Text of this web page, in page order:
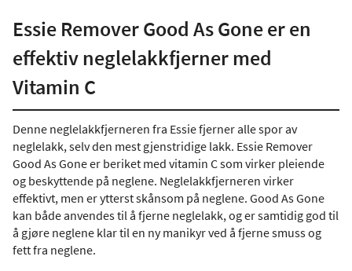
Essie Remover Good As Gone er en
effektiv neglelakkfjerner med
Vitamin C
Denne neglelakkfjerneren fra Essie fjerner alle spor av
neglelakk, selv den mest gjenstridige lakk. Essie Remover
Good As Gone er beriket med vitamin C som virker pleiende
og beskyttende på neglene. Neglelakkfjerneren virker
effektivt, men er ytterst skånsom på neglene. Good As Gone
kan både anvendes til å fjerne neglelakk, og er samtidig god til
å gjøre neglene klar til en ny manikyr ved å fjerne smuss og
fett fra neglene.